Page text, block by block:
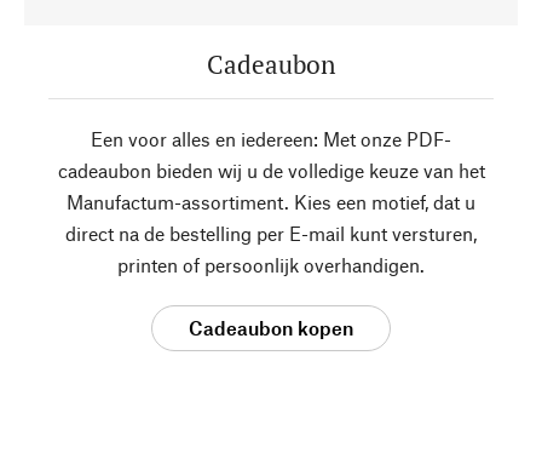
Cadeaubon
Een voor alles en iedereen: Met onze PDF-
cadeaubon bieden wij u de volledige keuze van het
Manufactum-assortiment. Kies een motief, dat u
direct na de bestelling per E-mail kunt versturen,
printen of persoonlijk overhandigen.
Cadeaubon kopen